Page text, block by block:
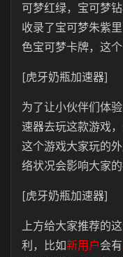
可梦红绿，宝可梦
收录了宝可梦朱紫
色宝可梦卡牌，这
[虎牙奶瓶加速器]
为了让小伙伴们体
速器去玩这款游戏
这个游戏大家玩的
络状况会影响大家
[虎牙奶瓶加速器]
上方给大家推荐的
利，比如新用户会有